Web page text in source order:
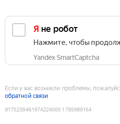
Я не робот
Нажмите, чтобы
Yandex SmartCaptcha
Если у вас возникли проблемы,
обратной связи
9175239461974224000:1785989164